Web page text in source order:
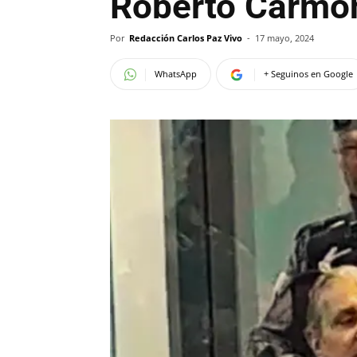
Por Redacción Carlos Paz Vivo - 17 mayo, 2024
WhatsApp + Seguinos en Google